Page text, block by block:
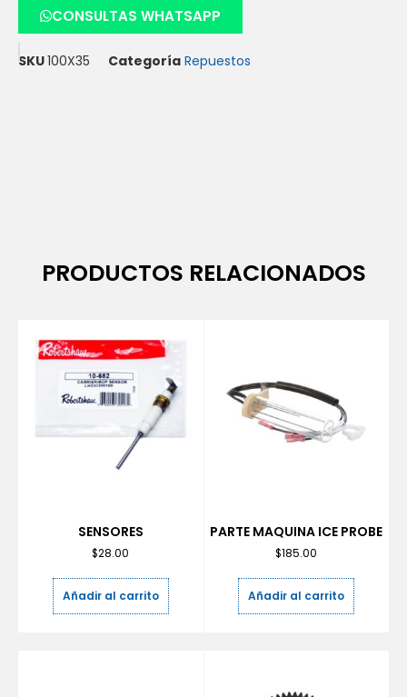
CONSULTAS WHATSAPP
SKU100X35 Categoría Repuestos
PRODUCTOS RELACIONADOS
SENSORES
$28.00
Añadir al carrito
PARTE MAQUINA ICE PROBE
$185.00
Añadir al carrito